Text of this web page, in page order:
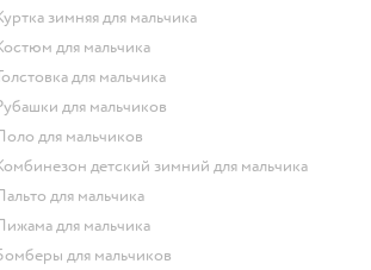
Куртка зимняя для мальчика
Костюм для мальчика
Толстовка для мальчика
Рубашки для мальчиков
Поло для мальчиков
Комбинезон детский зимний для мальчика
Пальто для мальчика
Пижама для мальчика
Бомберы для мальчиков